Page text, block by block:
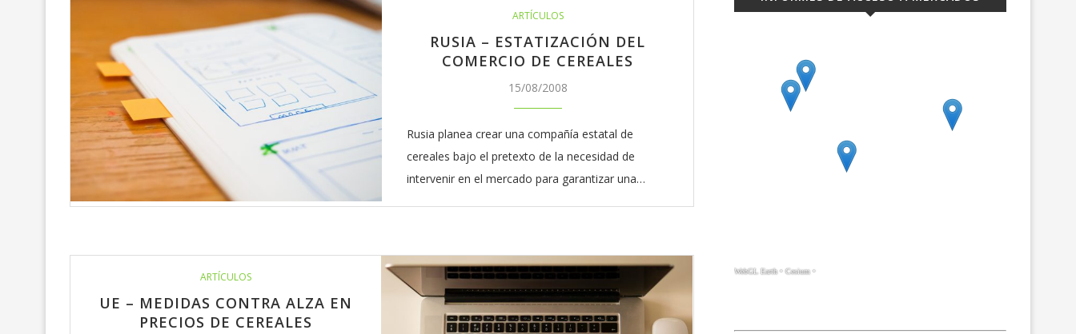
ARTÍCULOS
RUSIA – ESTATIZACIÓN DEL
COMERCIO DE CEREALES
15/08/2008
Rusia planea crear una compañía estatal de
cereales bajo el pretexto de la necesidad de
intervenir en el mercado para garantizar una…
ARTÍCULOS
UE – MEDIDAS CONTRA ALZA EN
PRECIOS DE CEREALES